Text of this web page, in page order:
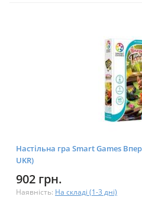
Настільна гра Smart Games
UKR)
902 грн.
Наявність: На складі (1-3 дні)